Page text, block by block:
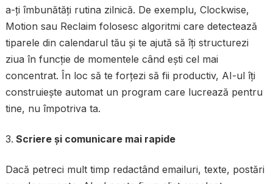
a-ți îmbunătăți rutina zilnică. De exemplu, Clockwise,
Motion sau Reclaim folosesc algoritmi care detectează
tiparele din calendarul tău și te ajută să îți structurezi
ziua în funcție de momentele când ești cel mai
concentrat. În loc să te forțezi să fii productiv, AI-ul îți
construiește automat un program care lucrează pentru
tine, nu împotriva ta.
Scriere și comunicare mai rapide
Dacă petreci mult timp redactând emailuri, texte, postări